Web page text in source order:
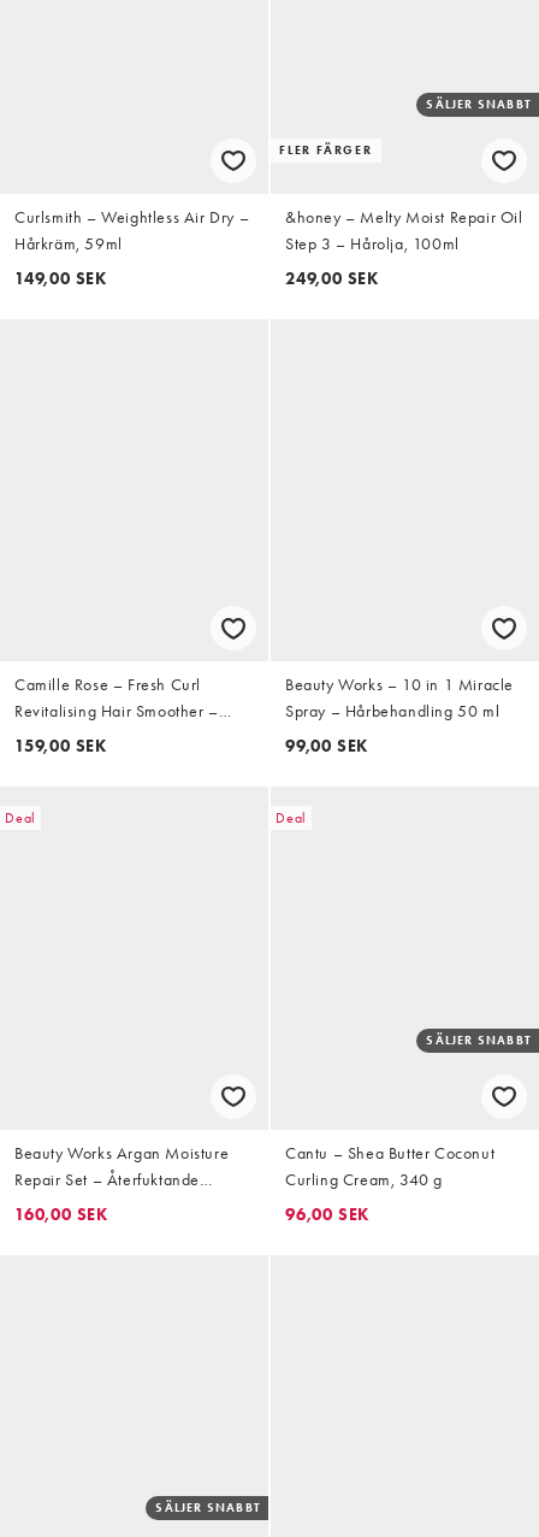
Curlsmith – Weightless Air Dry –
Hårkräm, 59ml
149,00 SEK
FLER FÄRGER
SÄLJER SNABBT
&honey – Melty Moist Repair Oil
Step 3 – Hårolja, 100ml
249,00 SEK
Camille Rose – Fresh Curl
Revitalising Hair Smoother –
Hårbehandling 240 ml
159,00 SEK
Beauty Works – 10 in 1 Miracle
Spray – Hårbehandling 50 ml
99,00 SEK
Deal
Beauty Works Argan Moisture
Repair Set – Återfuktande
hårvårdsset, 50ml
160,00 SEK
Deal
SÄLJER SNABBT
Cantu – Shea Butter Coconut
Curling Cream, 340 g
96,00 SEK
SÄLJER SNABBT